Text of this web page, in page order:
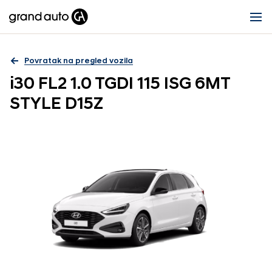
Povratak na pregled vozila
i30 FL2 1.0 TGDI 115 ISG 6MT
STYLE D15Z